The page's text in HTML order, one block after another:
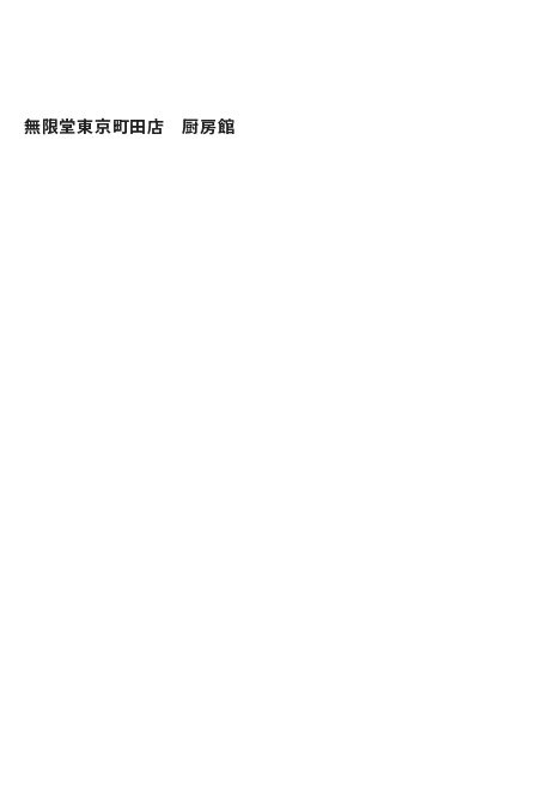
無限堂東京町田店 厨房館